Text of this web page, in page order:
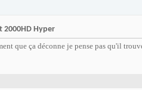
2000HD Hyper
que ça déconne je pense pas qu'il